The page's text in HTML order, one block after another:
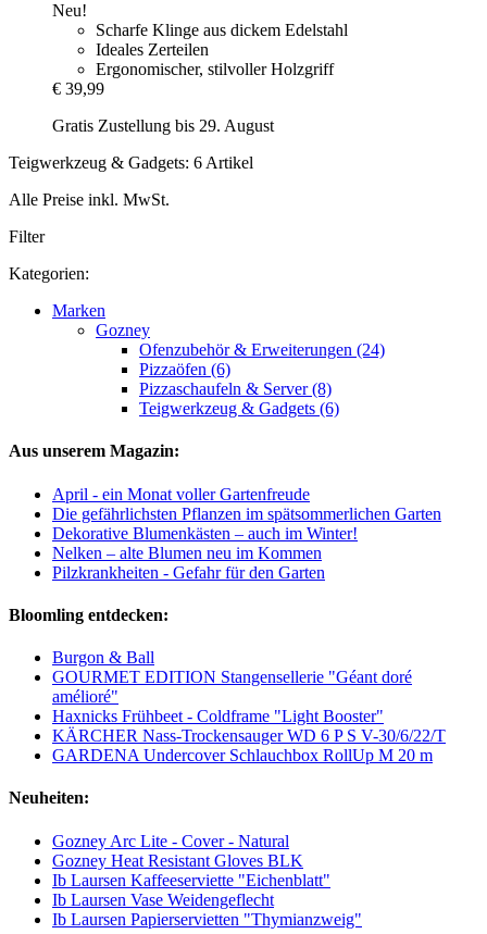
Neu!
Scharfe Klinge aus dickem Edelstahl
Ideales Zerteilen
Ergonomischer, stilvoller Holzgriff
€ 39,99
Gratis Zustellung bis 29. August
Teigwerkzeug & Gadgets: 6 Artikel
Alle Preise inkl. MwSt.
Filter
Kategorien:
Marken
Gozney
Ofenzubehör & Erweiterungen (24)
Pizzaöfen (6)
Pizzaschaufeln & Server (8)
Teigwerkzeug & Gadgets (6)
Aus unserem Magazin:
April - ein Monat voller Gartenfreude
Die gefährlichsten Pflanzen im spätsommerlichen Garten
Dekorative Blumenkästen – auch im Winter!
Nelken – alte Blumen neu im Kommen
Pilzkrankheiten - Gefahr für den Garten
Bloomling entdecken:
Burgon & Ball
GOURMET EDITION Stangensellerie "Géant doré
amélioré"
Haxnicks Frühbeet - Coldframe "Light Booster"
KÄRCHER Nass-Trockensauger WD 6 P S V-30/6/22/T
GARDENA Undercover Schlauchbox RollUp M 20 m
Neuheiten:
Gozney Arc Lite - Cover - Natural
Gozney Heat Resistant Gloves BLK
Ib Laursen Kaffeeserviette "Eichenblatt"
Ib Laursen Vase Weidengeflecht
Ib Laursen Papierservietten "Thymianzweig"